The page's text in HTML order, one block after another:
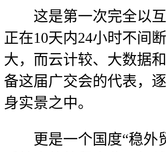
这是第一次完全以互
正在10天内24小时不间
大，而云计较、大数据
备这届广交会的代表，
身实景之中。
更是一个国度“稳外贸